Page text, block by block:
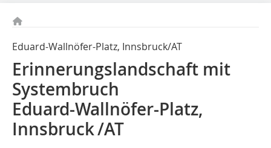
Eduard-Wallnöfer-Platz, Innsbruck/AT
Erinnerungslandschaft mit
Systembruch
Eduard-Wallnöfer-Platz,
Innsbruck /AT